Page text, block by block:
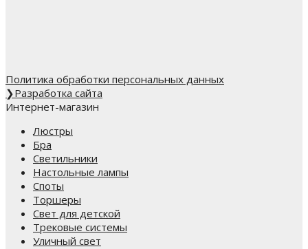
Политика обработки персональных данных
❯Разработка сайта
Интернет-магазин
Люстры
Бра
Светильники
Настольные лампы
Споты
Торшеры
Свет для детской
Трековые системы
Уличный свет